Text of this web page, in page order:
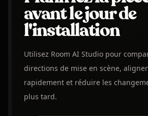
avant le jour de
l'installation
Utilisez Room AI Studio pour
directions de mise en scène,
rapidement et réduire les
plus tard.